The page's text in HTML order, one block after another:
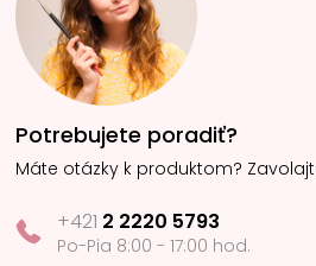
Potrebujete poradiť?
Máte otázky k produktom?
+421 2 2220 5793
Po-Pia 8:00 - 17:00 hod.